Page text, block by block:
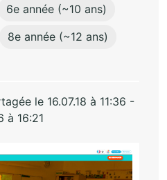
6e année (~10 ans)
8e année (~12 ans)
le 16.07.18 à 11:36 -
à 16:21